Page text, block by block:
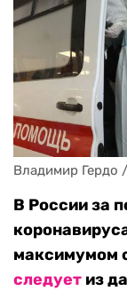
Владимир Гердо
В России за
максимумом
следует из